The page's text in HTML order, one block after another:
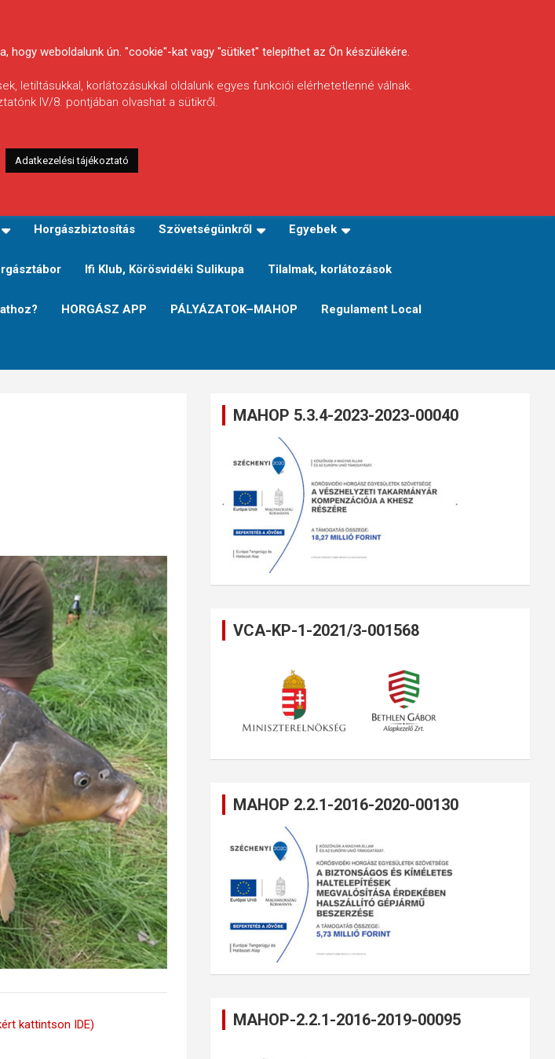
Horgászbiztosítás Szövetségünkről Egyebek
Ifi Klub, Körösvidéki Sulikupa Tilalmak, korlátozások
HORGÁSZ APP PÁLYÁZATOK–MAHOP Regulament Local
kattintson IDE)
MAHOP 5.3.4-2023-2023-00040
VCA-KP-1-2021/3-001568
MAHOP 2.2.1-2016-2020-00130
MAHOP-2.2.1-2016-2019-00095
weboldalunk ún. "cookie"-kat vagy "sütiket" telepíthet az Ön készülékére.
letiltásukkal, korlátozásukkal oldalunk egyes funkciói elérhetetlenné válnak.
IV/8. pontjában olvashat a sütikről.
Adatkezelési tájékoztató